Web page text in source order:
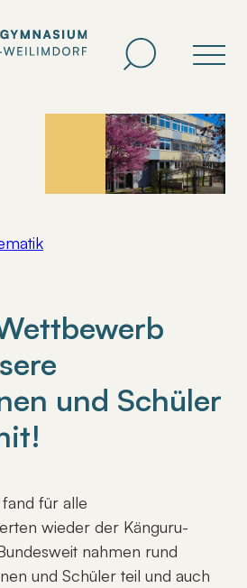
und Schüler
für alle
wieder der Känguru-
nahmen rund
und Schüler teil und auch